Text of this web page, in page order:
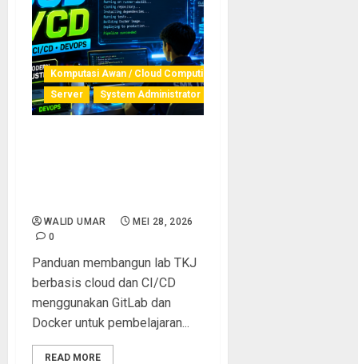
Komputasi Awan / Cloud Computing
Server
System Administrator
WALID UMAR
MEI 28, 2026
0
Panduan membangun lab TKJ
berbasis cloud dan CI/CD
menggunakan GitLab dan
Docker untuk pembelajaran...
READ MORE